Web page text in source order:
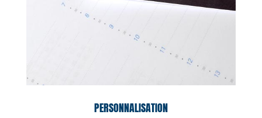
PERSONNALISATION